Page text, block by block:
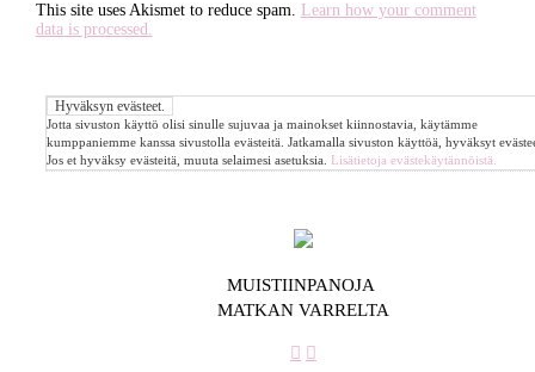
This site uses Akismet to reduce spam. Learn how your comment
data is processed.
Jotta sivuston käyttö olisi sinulle sujuvaa ja mainokset kiinnostavia, käytämme
kumppaniemme kanssa sivustolla evästeitä. Jatkamalla sivuston käyttöä, hyväksyt
Jos et hyväksy evästeitä, muuta selaimesi asetuksia. Lisätietoja evästekäytännöistä.
MUISTIINPANOJA
MATKAN VARRELTA